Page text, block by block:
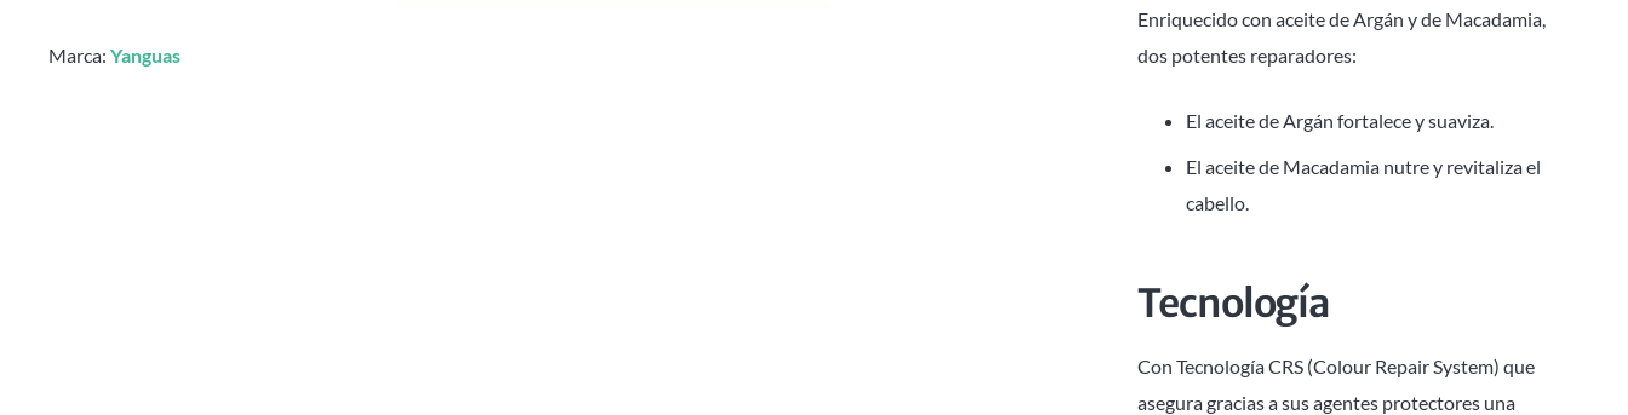
Marca: Yanguas
Enriquecido con aceite de Argán y de Macadamia,
dos potentes reparadores:
El aceite de Argán fortalece y suaviza.
El aceite de Macadamia nutre y revitaliza el
cabello.
Tecnología
Con Tecnología CRS (Colour Repair System) que
asegura gracias a sus agentes protectores una